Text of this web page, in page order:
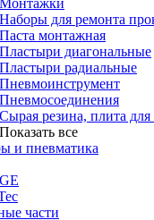
Монтажки
Наборы для ремонта
Паста монтажная
Пластыри диагональные
Пластыри радиальные
Пневмоинструмент
Пневмосоединения
Сырая резина, плита для
Показать все
и пневматика
части